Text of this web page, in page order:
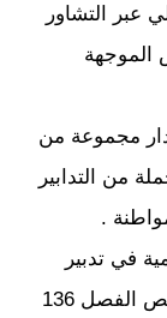
عبر التشاور
الموجهة
مجموعة من
من التدابير
.
في تدبير
الشأن العام وتحقيق متطلبات التنمية، فقد نص الفصل 136